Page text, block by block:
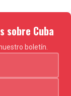
sobre Cuba
boletín.